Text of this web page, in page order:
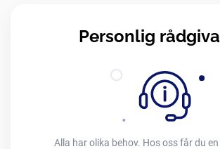
Personlig
Alla har olika behov. Hos oss får du